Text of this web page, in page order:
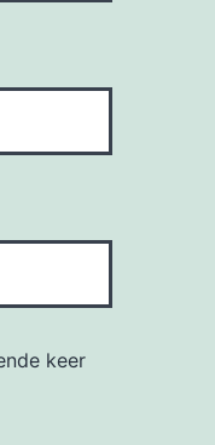
keer